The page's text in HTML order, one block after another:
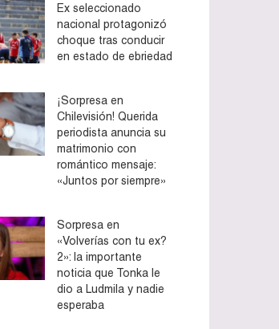
Ex seleccionado
nacional protagonizó
choque tras conducir
en estado de ebriedad
¡Sorpresa en
Chilevisión! Querida
periodista anuncia su
matrimonio con
romántico mensaje:
«Juntos por siempre»
Sorpresa en
«Volverías con tu ex?
2»: la importante
noticia que Tonka le
dio a Ludmila y nadie
esperaba